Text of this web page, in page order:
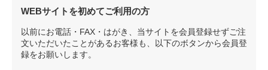
WEBサイトを初めてご利用の方
以前にお電話・FAX・はがき、当サイトを会員登録せずご注
文いただいたことがあるお客様も、以下のボタンから会員登
録をお願いします。